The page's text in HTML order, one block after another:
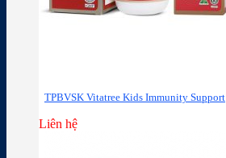
TPBVSK Vitatree Kids Immunity Support
Liên hệ